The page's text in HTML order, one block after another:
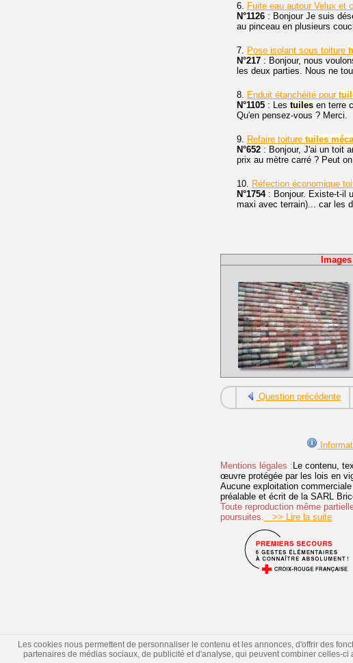
6. Fuite eau autour Velux et
N°1126 : Bonjour Je suis
au pinceau en plusieurs
7. Pose isolant sous toiture
N°217 : Bonjour, nous
les deux parties. Nous ne
8. Enduit étanchéité pour
N°1105 : Les tuiles en terre
Qu'en pensez-vous ? Merci.
9. Refaire toiture tuiles
N°652 : Bonjour, J'ai un toit
prix au mètre carré ? Peut
10. Réfection économique
N°1754: Bonjour. Existe-t-il
maxi avec terrain)... car les
Question précédente
Mentions légales : Le contenu,
œuvre protégée par les lois en
Aucune exploitation
préalable et écrit de la SARL
Toute reproduction même
poursuites. >> Lire la suite
Les cookies nous permettent de personnaliser le contenu et les annonces, d'offrir des
partenaires de médias sociaux, de publicité et d'analyse, qui peuvent combiner celles-